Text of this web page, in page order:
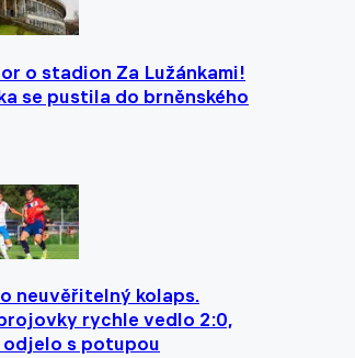
o stadion Za Lužánkami!
se pustila do brněnského
neuvěřitelný kolaps.
rychle vedlo 2:0,
odjelo s potupou